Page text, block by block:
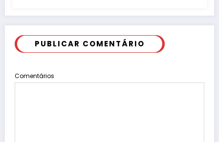
PUBLICAR COMENTÁRIO
Comentários